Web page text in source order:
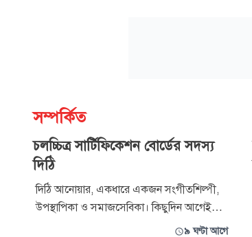
সম্পর্কিত
চলচ্চিত্র সার্টিফিকেশন বোর্ডের সদস্য
দিঠি
দিঠি আনোয়ার, একধারে একজন সংগীতশিল্পী,
উপস্থাপিকা ও সমাজসেবিকা। কিছুদিন আগেই
তিনি যুক্তরাষ্ট্র থেকে দেশে ফিরেছেন। দেশে ফিরেই
৯ ঘণ্টা আগে